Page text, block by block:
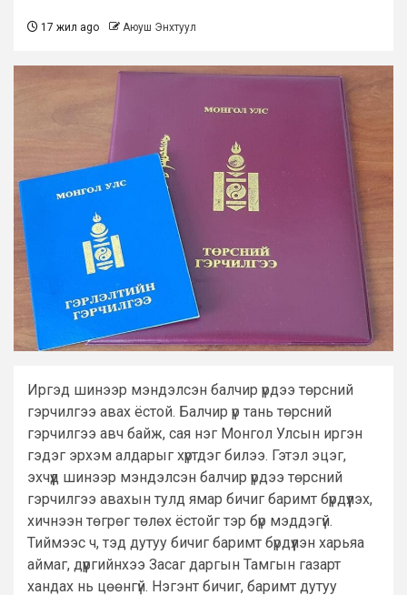
17 жил ago Аюуш Энхтуул
Иргэд шинээр мэндэлсэн балчир үрдээ төрсний
гэрчилгээ авах ёстой. Балчир үр тань төрсний
гэрчилгээ авч байж, сая нэг Монгол Улсын иргэн
гэдэг эрхэм алдарыг хүртдэг билээ. Гэтэл эцэг,
эхчүүд шинээр мэндэлсэн балчир үрдээ төрсний
гэрчилгээ авахын тулд ямар бичиг баримт бүрдүүлэх,
хичнээн төгрөг төлөх ёстойг тэр бүр мэддэгүй.
Тиймээс ч, тэд дутуу бичиг баримт бүрдүүлэн харьяа
аймаг, дүүргийнхээ Засаг даргын Тамгын газарт
хандах нь цөөнгүй. Нэгэнт бичиг, баримт дутуу